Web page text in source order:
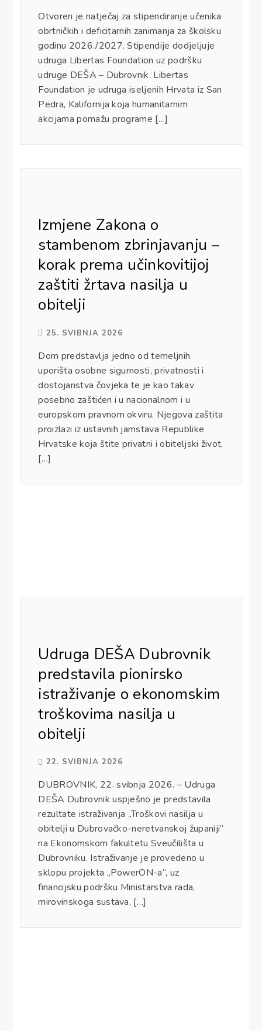
Otvoren je natječaj za stipendiranje učenika
obrtničkih i deficitarnih zanimanja za školsku
godinu 2026./2027. Stipendije dodjeljuje
udruga Libertas Foundation uz podršku
udruge DEŠA – Dubrovnik. Libertas
Foundation je udruga iseljenih Hrvata iz San
Pedra, Kalifornija koja humanitarnim
akcijama pomažu programe […]
Izmjene Zakona o
stambenom zbrinjavanju –
korak prema učinkovitijoj
zaštiti žrtava nasilja u
obitelji
25. SVIBNJA 2026
Dom predstavlja jedno od temeljnih
uporišta osobne sigurnosti, privatnosti i
dostojanstva čovjeka te je kao takav
posebno zaštićen i u nacionalnom i u
europskom pravnom okviru. Njegova zaštita
proizlazi iz ustavnih jamstava Republike
Hrvatske koja štite privatni i obiteljski život,
[…]
Udruga DEŠA Dubrovnik
predstavila pionirsko
istraživanje o ekonomskim
troškovima nasilja u
obitelji
22. SVIBNJA 2026
DUBROVNIK, 22. svibnja 2026. – Udruga
DEŠA Dubrovnik uspješno je predstavila
rezultate istraživanja „Troškovi nasilja u
obitelji u Dubrovačko-neretvanskoj županiji“
na Ekonomskom fakultetu Sveučilišta u
Dubrovniku. Istraživanje je provedeno u
sklopu projekta „PowerON-a“, uz
financijsku podršku Ministarstva rada,
mirovinskoga sustava, […]